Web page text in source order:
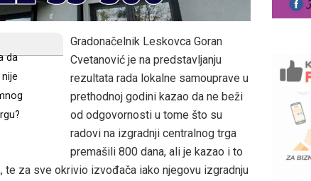
da
Gradonačelnik Leskovca Goran
Cvetanović je na predstavljanju
rezultata rada lokalne samouprave u
prethodnoj godini kazao da ne beži
od odgovornosti u tome što su
radovi na izgradnji centralnog trga
premašili 800 dana, ali je kazao i to
te za sve okrivio izvođača iako njegovu izgradnju